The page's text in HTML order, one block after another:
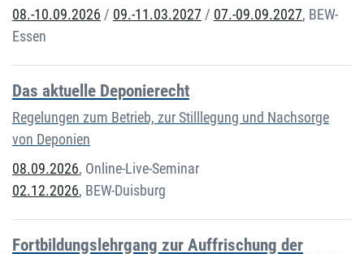
08.-10.09.2026 / 09.-11.03.2027 / 07.-09.09.2027, BEW-
Essen
Das aktuelle Deponierecht
Regelungen zum Betrieb, zur Stilllegung und Nachsorge
von Deponien
08.09.2026, Online-Live-Seminar
02.12.2026, BEW-Duisburg
Fortbildungslehrgang zur Auffrischung der